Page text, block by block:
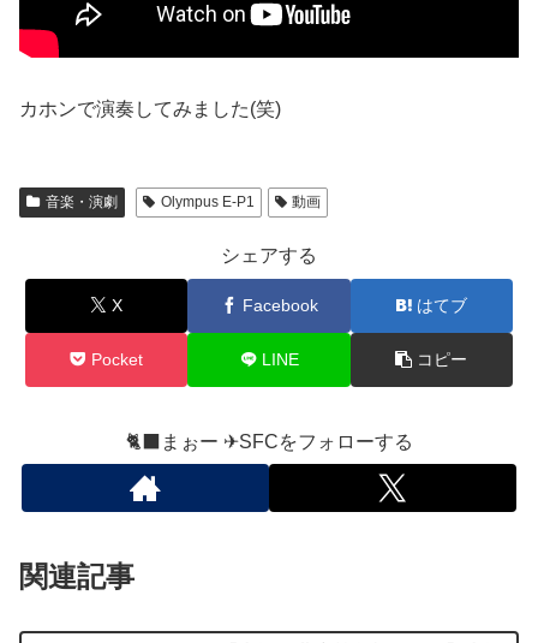
カホンで演奏してみました(笑)
音楽・演劇 Olympus E-P1 動画
シェアする
X Facebook はてブ
Pocket LINE コピー
🐈‍⬛まぉー ✈︎SFCをフォローする
関連記事